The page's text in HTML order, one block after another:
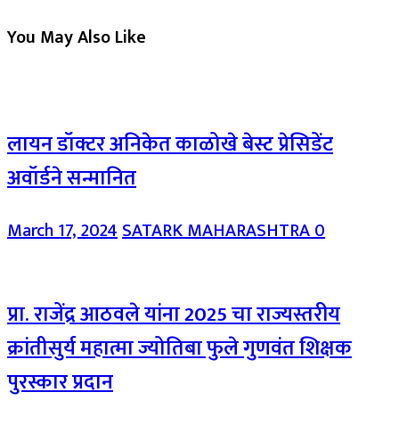
You May Also Like
लायन डॉक्टर अनिकेत काळोखे बेस्ट प्रेसिडेंट
अवॉर्डने सन्मानित
March 17, 2024SATARK MAHARASHTRA0
प्रा. राजेंद्र आठवले यांना 2025 चा राज्यस्तरीय
क्रांतीसुर्य महात्मा ज्योतिबा फुले गुणवंत शिक्षक
पुरस्कार प्रदान